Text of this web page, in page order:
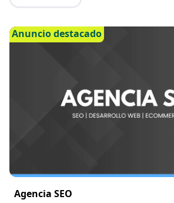
Anuncio destacado
Agencia SEO